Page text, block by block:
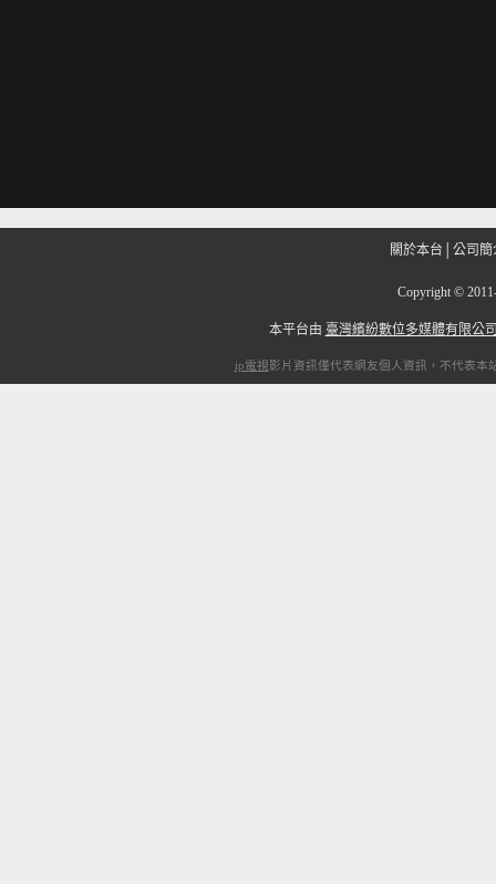
關於本台 公司簡
Copyright ©
本平台由 臺灣繽紛數位多媒體有限公
ip電視影片資訊僅代表網友個人資訊，不代表本